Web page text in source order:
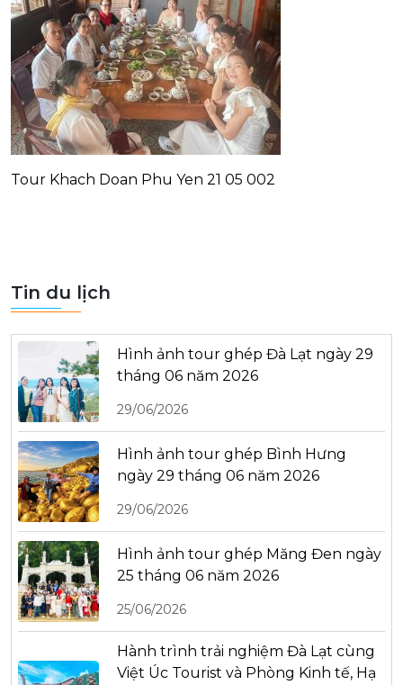
Tour Khach Doan Phu Yen 21 05 002
Tin du lịch
Hình ảnh tour ghép Đà Lạt ngày 29
tháng 06 năm 2026
29/06/2026
Hình ảnh tour ghép Bình Hưng
ngày 29 tháng 06 năm 2026
29/06/2026
Hình ảnh tour ghép Măng Đen ngày
25 tháng 06 năm 2026
25/06/2026
Hành trình trải nghiệm Đà Lạt cùng
Việt Úc Tourist và Phòng Kinh tế, Hạ